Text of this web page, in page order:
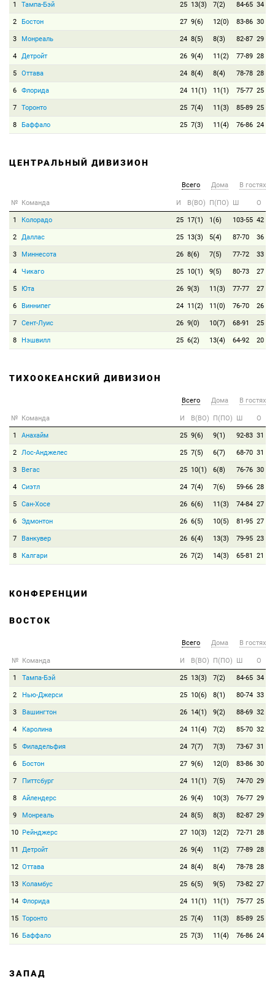
1 Тампа-Бэй 25 13(3) 7(2) 84-65 34
2 Бостон 27 9(6) 12(0) 83-86 30
3 Монреаль 24 8(5) 8(3) 82-87 29
4 Детройт 26 9(4) 11(2) 77-89 28
5 Оттава 24 8(4) 8(4) 78-78 28
6 Флорида 24 11(1) 11(1) 75-77 25
7 Торонто 25 7(4) 11(3) 85-89 25
8 Баффало 25 7(3) 11(4) 76-86 24
ЦЕНТРАЛЬНЫЙ ДИВИЗИОН
Всего Дома В гостях
№ Команда И В(ВО) П(ПО) Ш О
1 Колорадо 25 17(1) 1(6) 103-55 42
2 Даллас 25 13(3) 5(4) 87-70 36
3 Миннесота 26 8(6) 7(5) 77-72 33
4 Чикаго 25 10(1) 9(5) 80-73 27
5 Юта 26 9(3) 11(3) 77-77 27
6 Виннипег 24 11(2) 11(0) 76-70 26
7 Сент-Луис 26 9(0) 10(7) 68-91 25
8 Нэшвилл 25 6(2) 13(4) 64-92 20
ТИХООКЕАНСКИЙ ДИВИЗИОН
Всего Дома В гостях
№ Команда И В(ВО) П(ПО) Ш О
1 Анахайм 25 9(6) 9(1) 92-83 31
2 Лос-Анджелес 25 7(5) 6(7) 68-70 31
3 Вегас 25 10(1) 6(8) 76-76 30
4 Сиэтл 24 7(4) 7(6) 59-66 28
5 Сан-Хосе 26 6(6) 11(3) 74-84 27
6 Эдмонтон 26 6(5) 10(5) 81-95 27
7 Ванкувер 26 6(4) 13(3) 79-95 23
8 Калгари 26 7(2) 14(3) 65-81 21
КОНФЕРЕНЦИИ
ВОСТОК
Всего Дома В гостях
№ Команда И В(ВО) П(ПО) Ш О
1 Тампа-Бэй 25 13(3) 7(2) 84-65 34
2 Нью-Джерси 25 10(6) 8(1) 80-74 33
3 Вашингтон 26 14(1) 9(2) 88-69 32
4 Каролина 24 11(4) 7(2) 85-70 32
5 Филадельфия 24 7(7) 7(3) 73-67 31
6 Бостон 27 9(6) 12(0) 83-86 30
7 Питтсбург 24 11(1) 7(5) 74-70 29
8 Айлендерс 26 9(4) 10(3) 76-77 29
9 Монреаль 24 8(5) 8(3) 82-87 29
10 Рейнджерс 27 10(3) 12(2) 72-71 28
11 Детройт 26 9(4) 11(2) 77-89 28
12 Оттава 24 8(4) 8(4) 78-78 28
13 Коламбус 25 6(5) 9(5) 73-82 27
14 Флорида 24 11(1) 11(1) 75-77 25
15 Торонто 25 7(4) 11(3) 85-89 25
16 Баффало 25 7(3) 11(4) 76-86 24
ЗАПАД